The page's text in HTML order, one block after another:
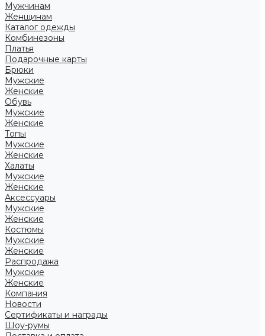
Мужчинам
Женщинам
Каталог одежды
Комбинезоны
Платья
Подарочные карты
Брюки
Мужские
Женские
Обувь
Мужские
Женские
Топы
Мужские
Женские
Халаты
Мужские
Женские
Аксессуары
Мужские
Женские
Костюмы
Мужские
Женские
Распродажа
Мужские
Женские
Компания
Новости
Сертификаты и награды
Шоу-румы